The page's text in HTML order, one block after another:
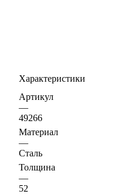
Характеристики
Артикул
—
49266
Материал
—
Сталь
Толщина
—
52